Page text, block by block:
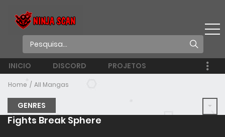
INICIO DISCORD PROJETOS
Home All Mangas
GENRES
Fights Break Sphere